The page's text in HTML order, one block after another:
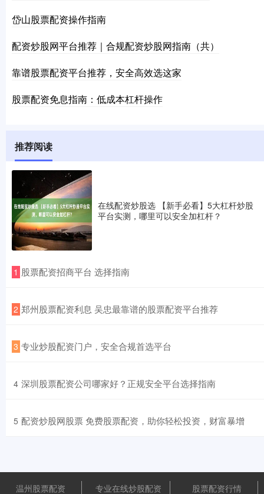
岱山股票配资操作指南
配资炒股网平台推荐｜合规配资炒股网指南（共）
靠谱股票配资平台推荐，安全高效选这家
股票配资免息指南：低成本杠杆操作
推荐阅读
在线配资炒股选 【新手必看】5大杠杆炒股
平台实测，哪里可以安全加杠杆？
1 ​股票配资招商平台 选择指南
2 ​郑州股票配资利息 吴忠最靠谱的股票配资平台推荐
3 ​专业炒股配资门户，安全合规首选平台
4 ​深圳股票配资公司哪家好？正规安全平台选择指南
5 ​配资炒股网股票 免费股票配资，助你轻松投资，财富暴增
温州股票配资 专业在线炒股配资 股票配资行情